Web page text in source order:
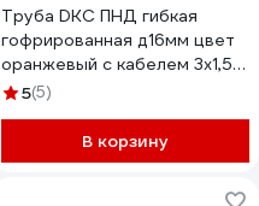
Труба DKC ПНД гибкая
гофрированная д16мм цвет
оранжевый с кабелем 3x1,5
ВВГнгLSРЭК ГОСТ+50м
5(5)
В корзину